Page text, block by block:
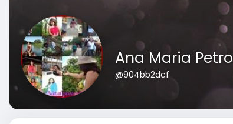
Ana Maria Petro
@904bb2dcf